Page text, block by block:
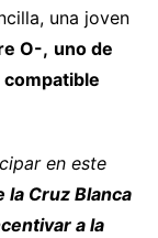
una joven
O-, uno de
compatible
en este
la Cruz Blanca
a la